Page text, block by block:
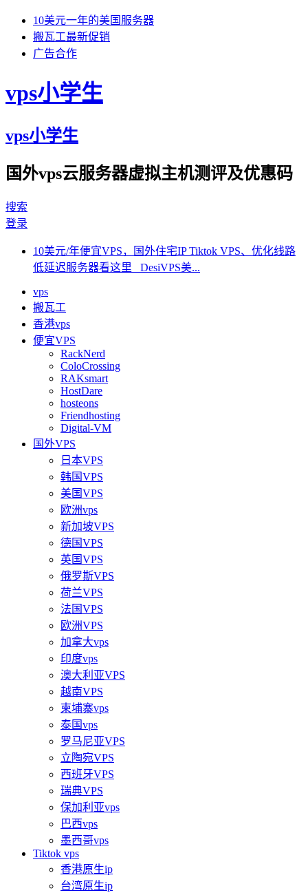
10美元一年的美国服务器
搬瓦工最新促销
广告合作
vps小学生
vps小学生
国外vps云服务器虚拟主机测评及优惠码
搜索
登录
10美元/年便宜VPS，国外住宅IP Tiktok VPS、优化线路
低延迟服务器看这里 DesiVPS美...
vps
搬瓦工
香港vps
便宜VPS
RackNerd
ColoCrossing
RAKsmart
HostDare
hosteons
Friendhosting
Digital-VM
国外VPS
日本VPS
韩国VPS
美国VPS
欧洲vps
新加坡VPS
德国VPS
英国VPS
俄罗斯VPS
荷兰VPS
法国VPS
欧洲VPS
加拿大vps
印度vps
澳大利亚VPS
越南VPS
柬埔寨vps
泰国vps
罗马尼亚VPS
立陶宛VPS
西班牙VPS
瑞典VPS
保加利亚vps
巴西vps
墨西哥vps
Tiktok vps
香港原生ip
台湾原生ip